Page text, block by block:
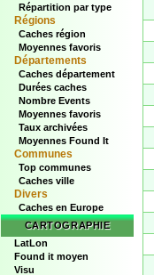
Répartition par type
Régions
Caches région
Moyennes favoris
Départements
Caches département
Durées caches
Nombre Events
Moyennes favoris
Taux archivées
Moyennes Found It
Communes
Top communes
Caches ville
Divers
Caches en Europe
CARTOGRAPHIE
LatLon
Found it moyen
Visu